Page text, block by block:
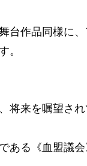
台作品同様に
。
将来を嘱望さ
ある《血盟議